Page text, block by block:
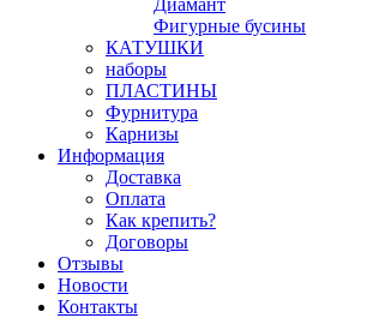
Диамант
Фигурные бусины
КАТУШКИ
наборы
ПЛАСТИНЫ
Фурнитура
Карнизы
Информация
Доставка
Оплата
Как крепить?
Договоры
Отзывы
Новости
Контакты